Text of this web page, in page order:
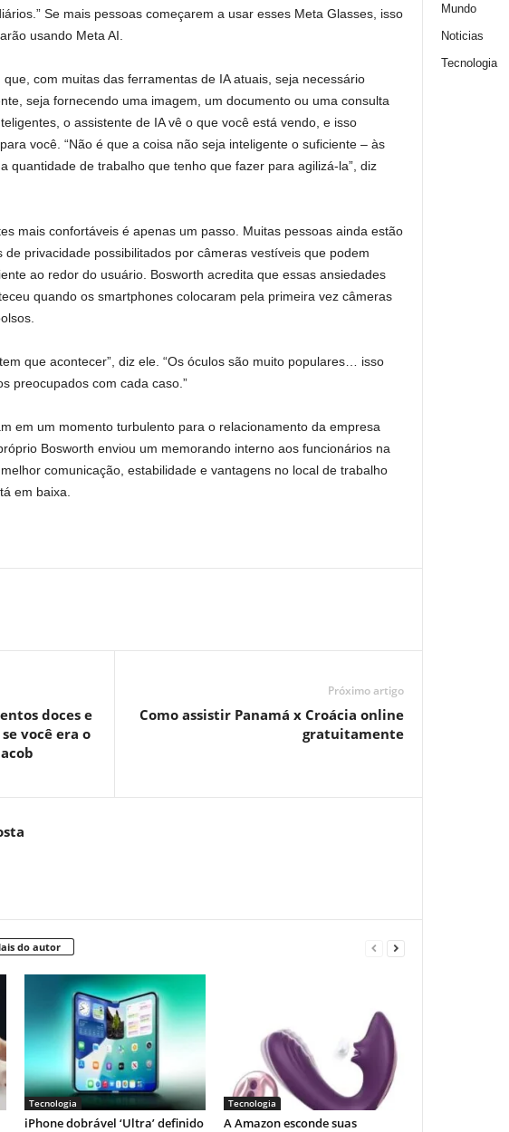
Se mais pessoas começarem a usar esses Meta Glasses, isso
usando Meta AI.
com muitas das ferramentas de IA atuais, seja necessário
seja fornecendo uma imagem, um documento ou uma consulta
o assistente de IA vê o que você está vendo, e isso
você. “Não é que a coisa não seja inteligente o suficiente – às
quantidade de trabalho que tenho que fazer para agilizá-la”, diz
mais confortáveis ​​é apenas um passo. Muitas pessoas ainda estão
de privacidade possibilitados por câmeras vestíveis que podem
ao redor do usuário. Bosworth acredita que essas ansiedades
quando os smartphones colocaram pela primeira vez câmeras
que acontecer”, diz ele. “Os óculos são muito populares… isso
preocupados com cada caso.”
em um momento turbulento para o relacionamento da empresa
Bosworth enviou um memorando interno aos funcionários na
comunicação, estabilidade e vantagens no local de trabalho
em baixa.
doces e
você era o
Próximo artigo
Como assistir Panamá x Croácia online
gratuitamente
do autor
Tecnologia
iPhone dobrável ‘Ultra’ definido
Tecnologia
A Amazon esconde suas
Mundo
Noticias
Tecnologia